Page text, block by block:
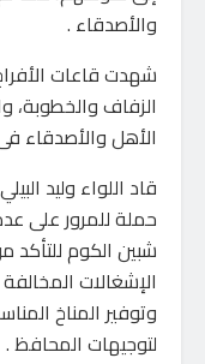
والأصدقاء .
شهدت قاعات
الزفاف والخطوبة،
الأهل والأصدقاء
قاد اللواء وليد
حملة للمرور على
شبين الكوم
الإشغالات المخالفة
وتوفير المناخ
لتوجيهات المحافظ .